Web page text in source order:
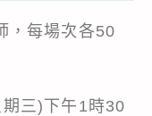
，每場次各50
三)下午1時30